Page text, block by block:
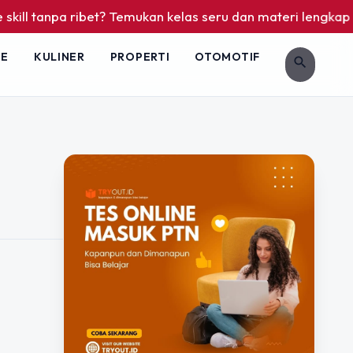
tanpa ribet? Temukan kelas seru dan materi lengkap
KULINER PROPERTI OTOMOTIF search